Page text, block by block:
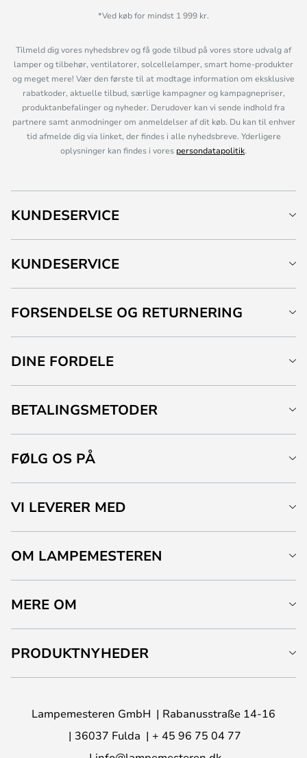
*Ved køb for mindst 1 999 kr.
Tilmeld dig vores nyhedsbrev og få gode tilbud på vores store udvalg af
lamper og tilbehør, ventilatorer, solcellelamper, smart home-produkter
og meget mere! Vær den første til at modtage information om eksklusive
rabatkoder, aktuelle tilbud, særlige kampagner og kampagnepriser,
produktanbefalinger og nyheder. Derudover kan vi sende indhold fra
partnere samt anmodninger om anmeldelser af dit køb. Du kan til enhver
tid afmelde dig via linket, der findes i alle nyhedsbreve. Yderligere
oplysninger kan findes i vores persondatapolitik.
KUNDESERVICE
KUNDESERVICE
FORSENDELSE OG RETURNERING
DINE FORDELE
BETALINGSMETODER
FØLG OS PÅ
VI LEVERER MED
OM LAMPEMESTEREN
MERE OM
PRODUKTNYHEDER
Lampemesteren GmbH
Rabanusstraße 14-16
36037 Fulda
+ 45 96 75 04 77